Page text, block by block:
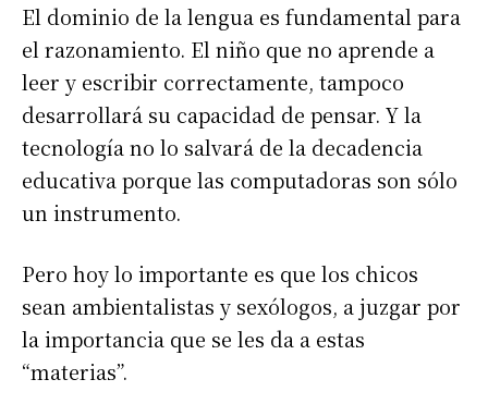
El dominio de la lengua es fundamental para
el razonamiento. El niño que no aprende a
leer y escribir correctamente, tampoco
desarrollará su capacidad de pensar. Y la
tecnología no lo salvará de la decadencia
educativa porque las computadoras son sólo
un instrumento.
Pero hoy lo importante es que los chicos
sean ambientalistas y sexólogos, a juzgar por
la importancia que se les da a estas
“materias”.